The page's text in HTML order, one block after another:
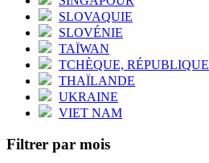
SLOVAQUIE
SLOVÉNIE
TAÏWAN
TCHÈQUE, RÉPUBLIQUE
THAÏLANDE
UKRAINE
VIET NAM
Filtrer par mois